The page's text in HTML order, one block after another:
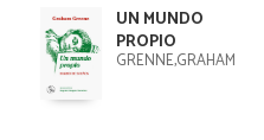
UN MUNDO
PROPIO
GRENNE,GRAHAM